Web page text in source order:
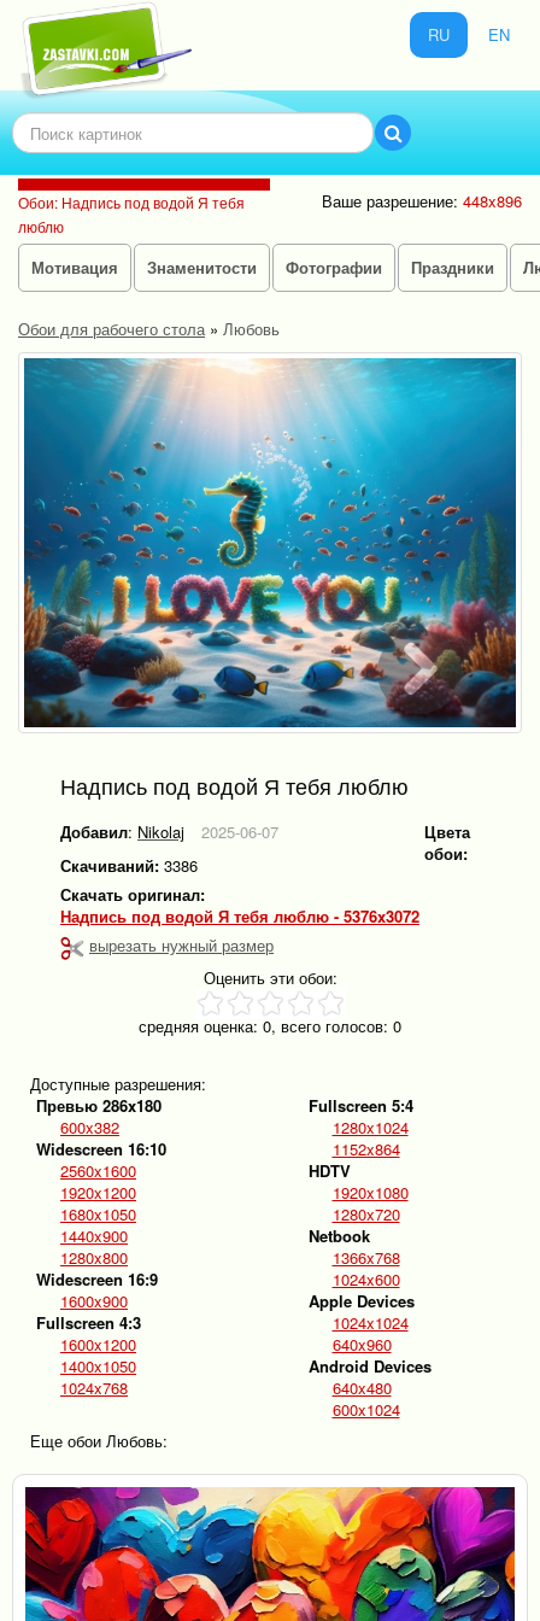
RU EN
Обои: Надпись под водой Я тебя
люблю
Ваше разрешение: 448x896
Мотивация Знаменитости Фотографии Праздники
Обои для рабочего стола» Любовь
Надпись под водой Я тебя люблю
Добавил: Nikolaj
2025-06-07
Скачиваний: 3386
Скачать оригинал:
Надпись под водой Я тебя люблю - 5376x3072
вырезать нужный размер
Цвета
обои:
Оценить эти обои:
средняя оценка: 0, всего голосов: 0
Доступные разрешения:
Превью 286x180
600x382
Widescreen 16:10
2560x1600
1920x1200
1680x1050
1440x900
1280x800
Widescreen 16:9
1600x900
Fullscreen 4:3
1600x1200
1400x1050
1024x768
Fullscreen 5:4
1280x1024
1152x864
HDTV
1920x1080
1280x720
Netbook
1366x768
1024x600
Apple Devices
1024x1024
640x960
Android Devices
640x480
600x1024
Еще обои Любовь: